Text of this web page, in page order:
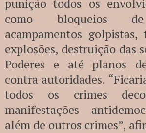
punição todos os
como bloqueios
acampamentos
explosões, destruição das
Poderes e até planos
contra autoridades.
todos os crimes
manifestações
além de outros crimes”,